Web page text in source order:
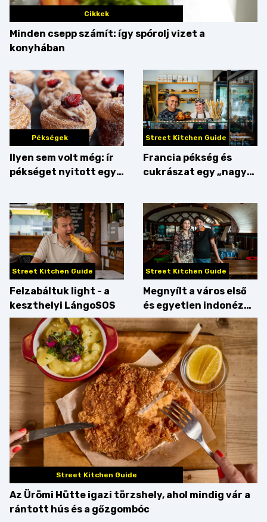
Cikkek
Minden csepp számít: így spórolj vizet a
konyhában
Pékségek
Ilyen sem volt még: ír
pékséget nyitott egy
Street Kitchen Guide
Francia pékség és
cukrászat egy „nagy
Street Kitchen Guide
Felzabáltuk light - a
keszthelyi LángoSOS
Street Kitchen Guide
Megnyílt a város első
és egyetlen indonéz
étterme a Kolosy
téren, mi pedig
kipróbáltuk!
Street Kitchen Guide
Az Ürömi Hütte igazi törzshely, ahol mindig vár a
rántott hús és a gőzgombóc